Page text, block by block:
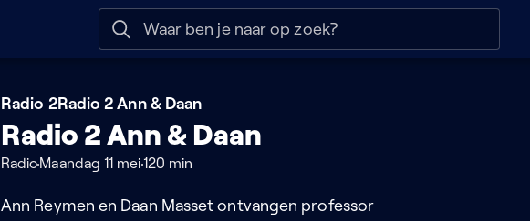
Naar help
Radio 2Radio 2 Ann & Daan
Radio 2 Ann & Daan
Radio Maandag 11 mei120 min
Ann Reymen en Daan Masset ontvangen professor